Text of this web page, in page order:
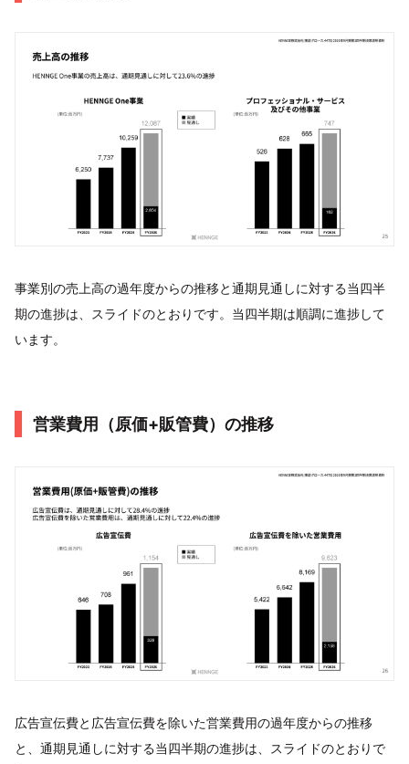
事業別の売上高の過年度からの推移と通期見通しに対する当四半
期の進捗は、スライドのとおりです。当四半期は順調に進捗して
います。
営業費用（原価+販管費）の推移
広告宣伝費と広告宣伝費を除いた営業費用の過年度からの推移
と、通期見通しに対する当四半期の進捗は、スライドのとおりで